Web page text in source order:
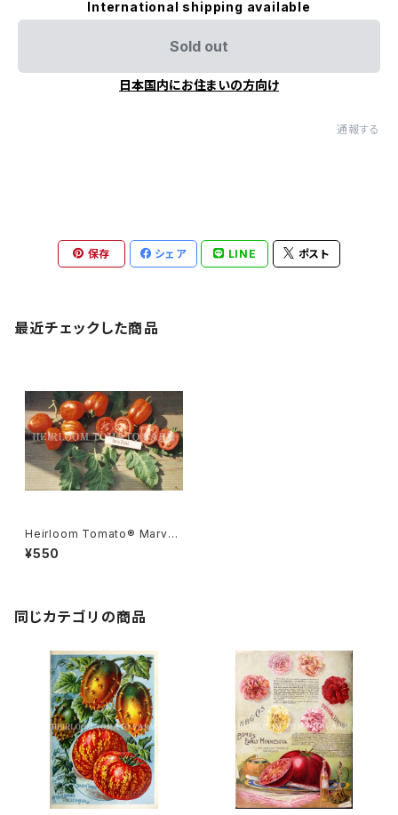
International shipping available
Sold out
日本国内にお住まいの方向け
通報する
保存 シェア LINE ポスト
最近チェックした商品
Heirloom Tomato® Marvel
Striped エアルーム・トマト・マ
ーベル・ストライプ
¥550
同じカテゴリの商品